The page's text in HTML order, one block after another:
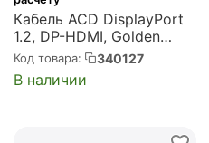
Кабель ACD DisplayPort
1.2, DP-HDMI, Golden
Plated, 20m/19m,
Черный, 3м (742460)
(ACD-DDHM2-30B)
Код товара: 340127
В наличии